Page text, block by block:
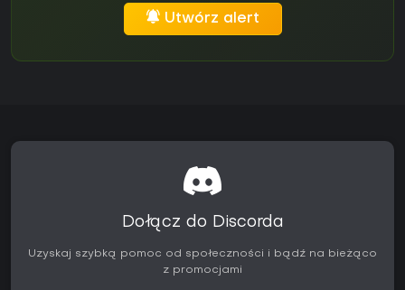
Utwórz alert
Dołącz do Discorda
Uzyskaj szybką pomoc od społeczności i bądź na bieżąco
z promocjami